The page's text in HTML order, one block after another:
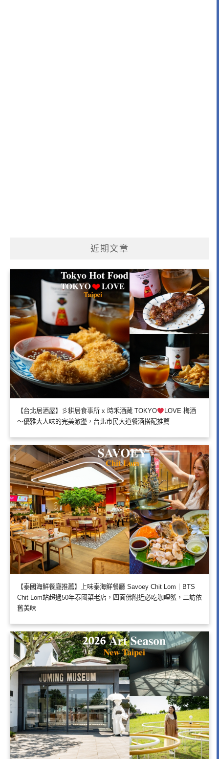
近期文章
【台北居酒屋】彡耕居食事所 x 時禾酒藏 TOKYO
LOVE 梅酒
～優雅大人味的完美激盪，台北市民大道餐酒搭配推薦
【泰國海鮮餐廳推薦】上味泰海鮮餐廳 Savoey Chit Lom｜BTS
Chit Lom站超過50年泰國菜老店，四面佛附近必吃咖哩蟹，二訪依
舊美味